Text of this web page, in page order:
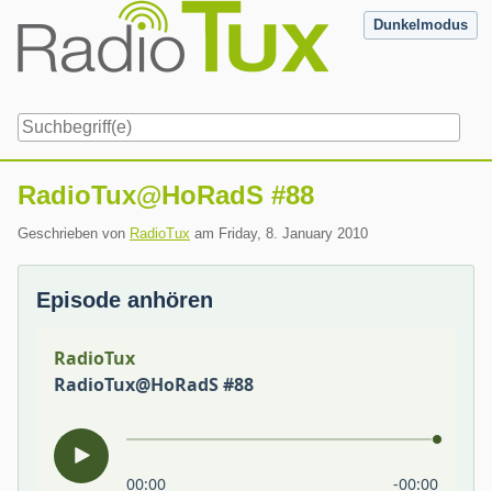
content
Dunkelmodus
RadioTux@HoRadS #88
Geschrieben von RadioTux am Friday, 8. January 2010
Episode anhören